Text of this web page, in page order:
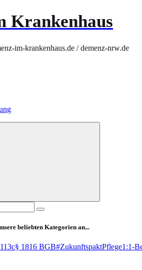
Krankenhaus
im-krankenhaus.de / demenz-nrw.de
beliebten Kategorien an...
§ 1816 BGB#ZukunftspaktPflege1:1-